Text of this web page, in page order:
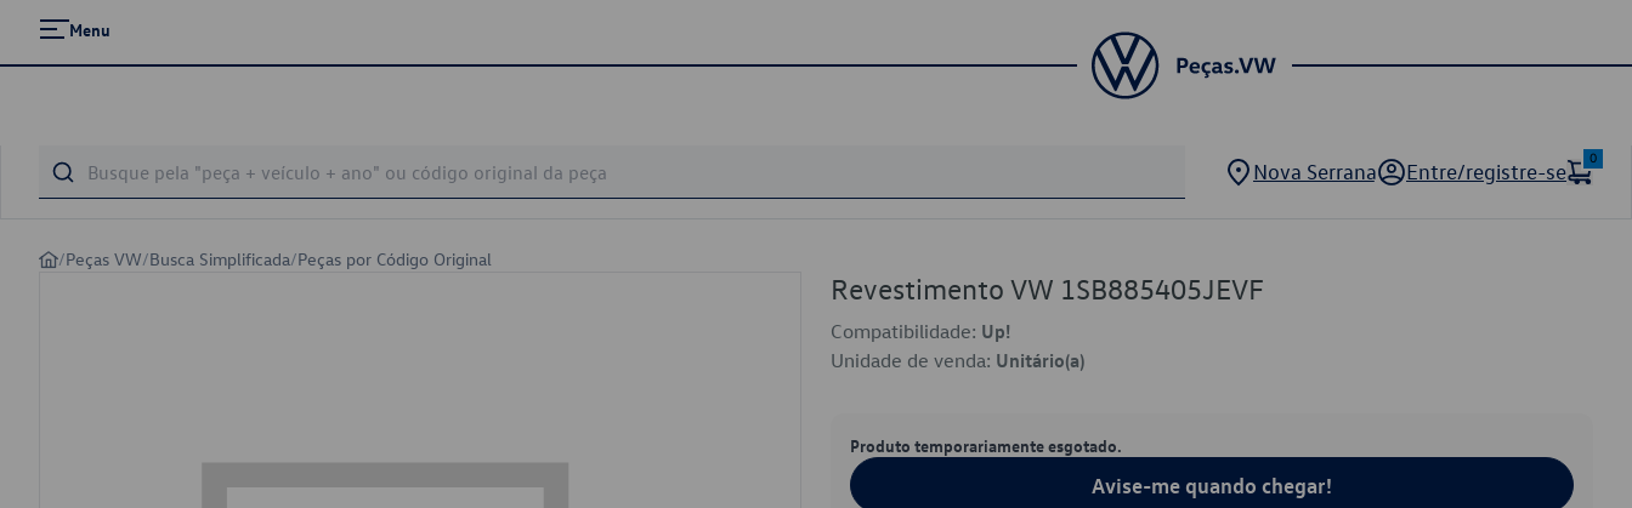
Menu
Nova Serrana Entre/registre-se
0
/Peças VW/Busca Simplificada/Peças por Código Original
Revestimento VW 1SB885405JEVF
Compatibilidade: Up!
Unidade de venda: Unitário(a)
Produto temporariamente esgotado.
Avise-me quando chegar!